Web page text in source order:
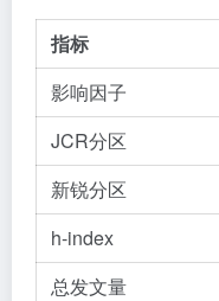
指标
影响因子
JCR分区
新锐分区
h-index
总发文量